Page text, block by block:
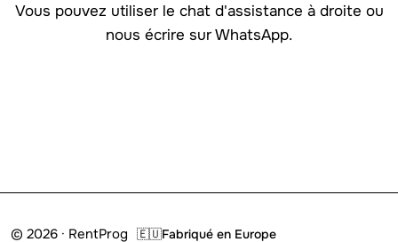
Vous pouvez utiliser le chat d'assistance à droite ou
nous écrire sur WhatsApp.
© 2026 · RentProg 🇪🇺Fabriqué en Europe